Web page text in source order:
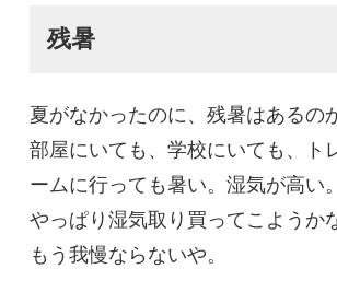
残暑
夏がなかったのに、残暑はあるの
部屋にいても、学校にいても、ト
ームに行っても暑い。湿気が高い。
やっぱり湿気取り買ってこようか
もう我慢ならないや。